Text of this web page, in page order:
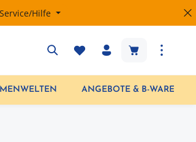
Service/Hilfe
Warenkorb
ANGEBOTE & B-WARE